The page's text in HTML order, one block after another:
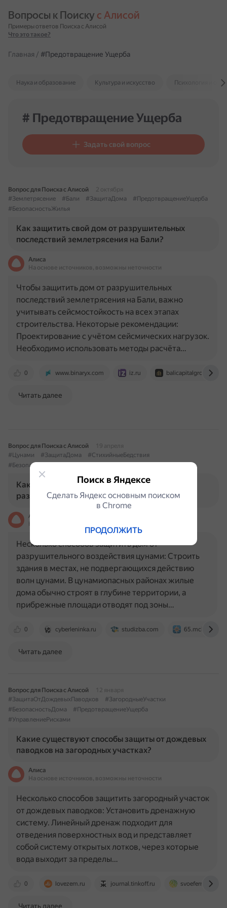
Вопросы к Поиску с Алисой
Примеры ответов Поиска с Алисой
Что это такое?
Главная / #Предотвращение Ущерба
Наука и образование Культура и искусство Психология и
# Предотвращение Ущерба
Задать свой вопрос
Вопрос для Поиска с Алисой
2 октября
#Землетрясение
#Бали #ЗащитаДома
#ПредотвращениеУщерба
#БезопасностьЖилья
Как защитить свой дом от разрушительных
последствий землетрясения на Бали?
Алиса
На основе источников, возможны неточности
0 www.binaryx.com iz.ru balicapitalgroup.ru
Чтобы защитить дом от разрушительных
последствий землетрясения на Бали, важно
учитывать сейсмостойкость на всех этапах
строительства. Некоторые рекомендации:
Проектирование с учётом сейсмических нагрузок.
Необходимо использовать методы расчёта…
Читать далее
Вопрос для Поиска с Алисой
19 апреля
#Цунами
#ЗащитаДома
#СтихийныеБедствия
#БезопасностьЖилья
Как можно защитить свой дом от
разрушительного воздействия цунами?
Алиса
0 cyberleninka.ru studizba.com 65.mchs.gov.ru
Несколько способов защитить дом от
разрушительного воздействия цунами: Строить
здания в местах, не подвергающихся действию
волн цунами. В цунамиопасных районах жилые
дома обычно строят в глубине территории, а
прибрежные площади отводят под зоны…
Читать далее
Вопрос для Поиска с Алисой
12 января
#ЗащитаОтДождевыхПаводков
#ЗагородныеУчастки
#БезопасностьДома
#ПредотвращениеУщерба
#УправлениеРисками
Какие существуют способы защиты от дождевых
паводков на загородных участках?
Алиса
На основе источников, возможны неточности
0 lovezem.ru journal.tinkoff.ru
Несколько способов защитить загородный участок
от дождевых паводков: Установить дренажную
систему. Линейный дренаж подходит для
отведения поверхностных вод и представляет
собой систему открытых лотков, через которые
вода выходит за пределы…
Читать далее
Поиск в Яндексе
Сделать Яндекс основным поиском
в Сhrome
ПРОДОЛЖИТЬ